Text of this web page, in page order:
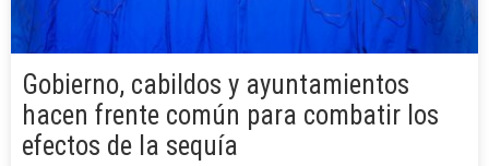
Gobierno, cabildos y ayuntamientos
hacen frente común para combatir los
efectos de la sequía